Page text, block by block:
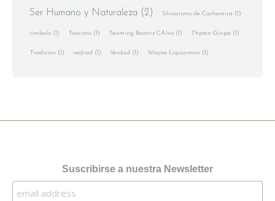
Ser Humano y Naturaleza (2) Shivaísmo de Cachemira (1)
simbolo (1) Taoismo (1) Teaming Beatriz CAlvo (1) Thpten Ginpa (1)
Tradición (1) vedrad (1) Verdad (1) Wayne Liquorman (1)
Suscribirse a nuestra Newsletter